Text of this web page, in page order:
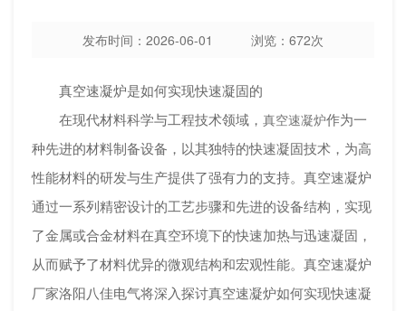
发布时间：2026-06-01 浏览：672次
真空速凝炉是如何实现快速凝固的
在现代材料科学与工程技术领域， 真空速凝炉作为一
种先进的材料制备设备，以其独特的快速凝固技术，为高
性能材料的研发与生产提供了强有力的支持。真空速凝炉
通过一系列精密设计的工艺步骤和先进的设备结构，实现
了金属或合金材料在真空环境下的快速加热与迅速凝固，
从而赋予了材料优异的微观结构和宏观性能。真空速凝炉
厂家洛阳八佳电气将深入探讨真空速凝炉如何实现快速凝